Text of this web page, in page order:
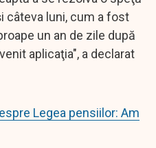
câteva luni, cum a fost
un an de zile după
aplicaţia", a declarat
Legea pensiilor: Am